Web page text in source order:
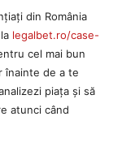
din România
legalbet.ro/case-
cel mai bun
înainte de a te
piața și să
atunci când